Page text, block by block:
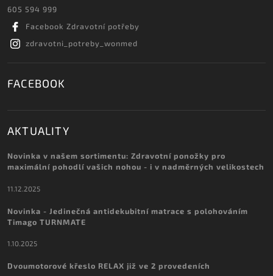
605 594 999
Facebook Zdravotní potřeby
zdravotni_potreby_wonmed
FACEBOOK
AKTUALITY
Novinka v našem sortimentu: Zdravotní ponožky pro
maximální pohodlí vašich nohou - i v nadměrných velikostech
11.12.2025
Novinka - Jedinečná antidekubitní matrace s polohováním
Timago TURNMATE
1.10.2025
Dvoumotorové křeslo RELAX již ve 2 provedeních